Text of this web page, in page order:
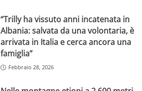
“Trilly ha vissuto anni incatenata in
Albania: salvata da una volontaria, è
arrivata in Italia e cerca ancora una
famiglia”
Febbraio 28, 2026